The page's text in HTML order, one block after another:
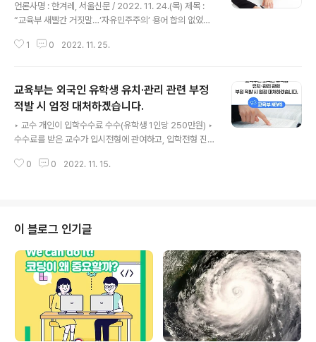
다.
언론사명 : 한겨레, 서울신문 / 2022. 11. 24.(목) 제목 :
“교육부 새빨간 거짓말…‘자유민주주의’ 용어 합의 없었
다” ​ 교육부(부총리 겸 교육부장관 이주호)는 ‘국민과 함께
공개해 왔으며, 교육과정 개정 관련 협의체 논의를 거쳐 2
022 역사 교육과정 개정을 추진해 왔습니다. ​ ‘민주주의’
용어를 둘러싼 갈등은 역사 교육과정 개정 시마다 있어 왔
고, 지난 8월 30일 2022 역사과 교육과정 연구진 시안이
최초 공개되자, ‘자유’의 가치를 반영한 ‘민주주의’ 용어 수
록에 대한 의견과 연구진 시안과 같이 ‘민주주의’ ..
1 0 2022. 11. 25.
교육부는 외국인 유학생 유치·관리 관련 부정
적발 시 엄정 대처하겠습니다.
‣ 교수 개인이 입학수수료 수수(유학생 1인당 250만원) ‣
수수료를 받은 교수가 입시전형에 관여하고, 입학전형 진
이주호)는 보도 내용과 관련한 민원을 제보받아 현재 구체
을 밝힙니다. ※ 보도자료 전체보기는 상단의 첨부파일을
확인하여 주시기 바랍니다
0 0 2022. 11. 15.
이 블로그 인기글